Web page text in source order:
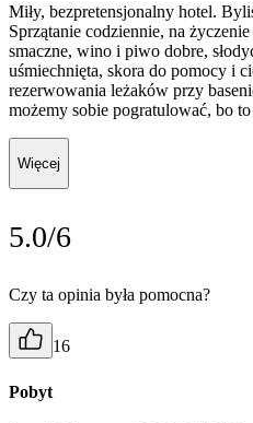
Miły, bezpretensjonalny hotel.
Sprzątanie codziennie, na
smaczne, wino i piwo dobre,
uśmiechnięta, skora do pomocy i
rezerwowania leżaków przy
możemy sobie pogratulować, bo
Więcej
5.0/6
Czy ta opinia była pomocna?
16
Pobyt